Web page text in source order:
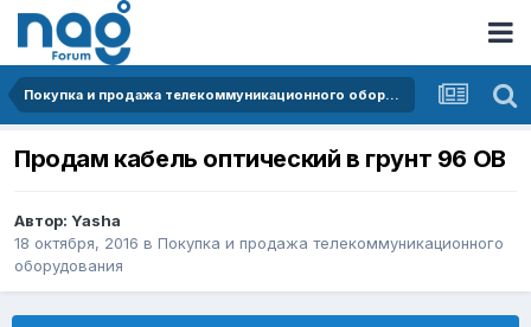
Покупка и продажа телекоммуникационного оборудования
Продам кабель оптический в грунт 96 ОВ
Автор: Yasha
18 октября, 2016 в Покупка и продажа телекоммуникационного
оборудования